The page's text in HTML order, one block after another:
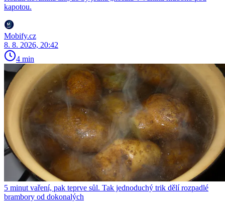
kapotou.
Mobify.cz
8. 8. 2026, 20:42
4 min
5 minut vaření, pak teprve sůl. Tak jednoduchý trik dělí rozpadlé
brambory od dokonalých